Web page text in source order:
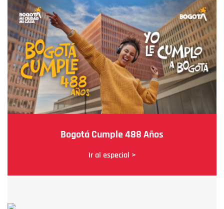
Bogotá Cumple 488 Años
Ir al especial >